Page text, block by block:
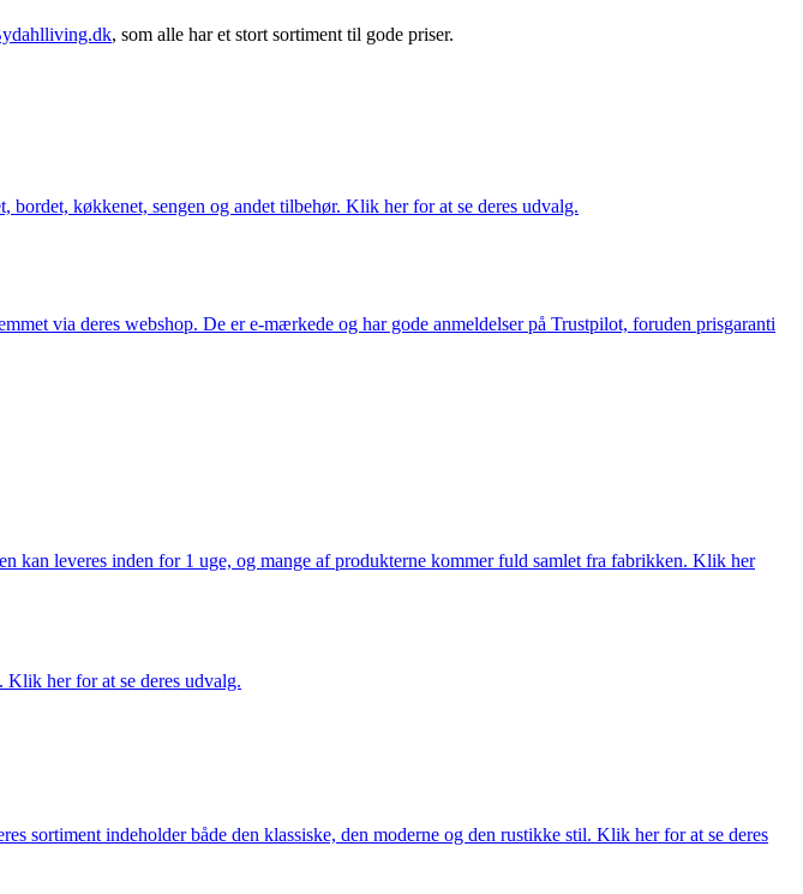
, som alle har et stort sortiment til gode priser.
bordet, køkkenet, sengen og andet tilbehør. Klik her for at se deres udvalg.
via deres webshop. De er e-mærkede og har gode anmeldelser på Trustpilot, foruden prisgaranti
kan leveres inden for 1 uge, og mange af produkterne kommer fuld samlet fra fabrikken. Klik her
her for at se deres udvalg.
sortiment indeholder både den klassiske, den moderne og den rustikke stil. Klik her for at se deres